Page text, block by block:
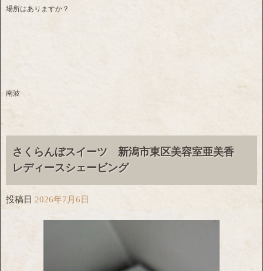
場所はありますか？
南波
さくらんぼスイーツ 新潟市東区美容室亜美香
レディースシェービング
投稿日 2026年7月6日